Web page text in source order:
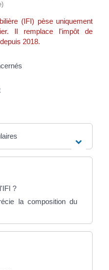
(IFI) pèse uniquement
Il remplace l'impôt de
2018.
?
la composition du